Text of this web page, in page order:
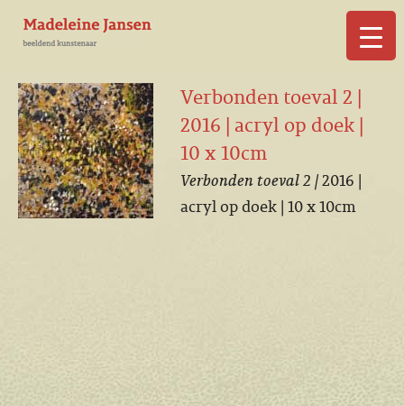
Verbonden toeval 2 |
2016 | acryl op doek |
10 x 10cm
Verbonden toeval 2 |2016 |
acryl op doek | 10 x 10cm
▼